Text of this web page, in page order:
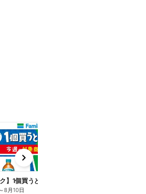
ク】1個買うと1個もらえる/麦茶
～8月10日
e
x
t